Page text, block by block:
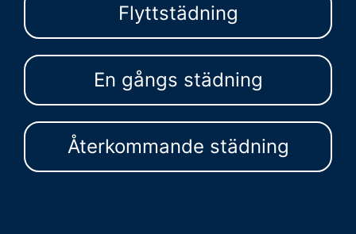
Flyttstädning
En gångs städning
Återkommande städning